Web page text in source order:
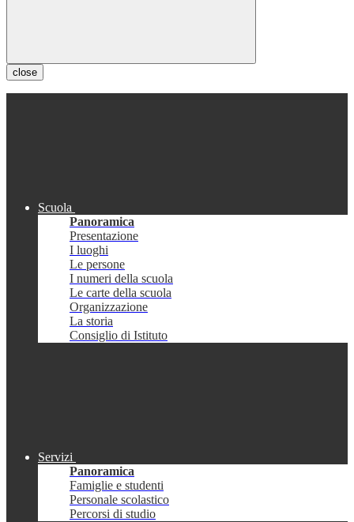
close
Scuola
Panoramica
Presentazione
I luoghi
Le persone
I numeri della scuola
Le carte della scuola
Organizzazione
La storia
Consiglio di Istituto
Servizi
Panoramica
Famiglie e studenti
Personale scolastico
Percorsi di studio